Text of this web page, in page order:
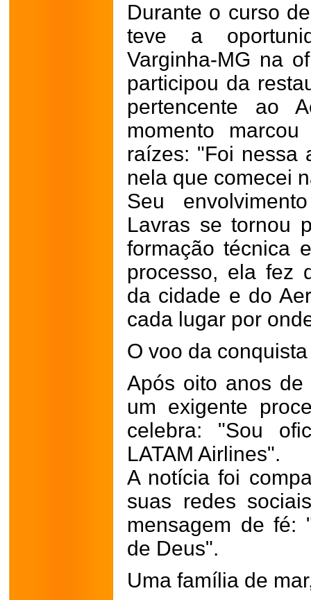
Durante o curso
teve a
Varginha-MG na
participou da
pertencente ao
momento
raízes: "Foi nessa
nela que comecei
Seu
Lavras se tornou
formação técnica
processo, ela fez
da cidade e do
cada lugar por
O voo da conquista
Após oito anos
um exigente
celebra: "Sou
LATAM Airlines".
A notícia foi
suas redes
mensagem de fé:
de Deus".
Uma família de